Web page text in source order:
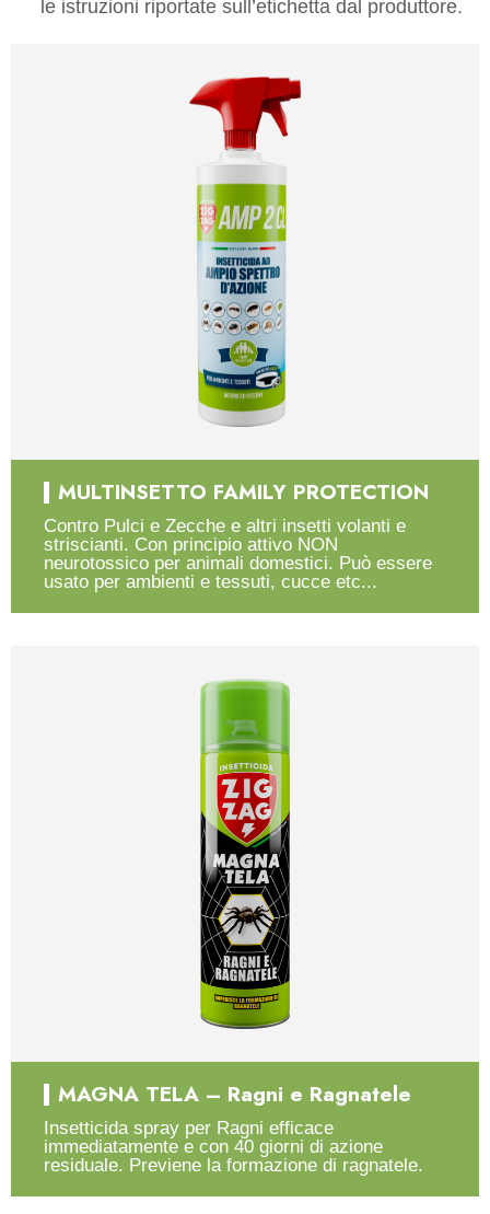
le istruzioni riportate sull’etichetta dal produttore.
MULTINSETTO FAMILY PROTECTION
Contro Pulci e Zecche e altri insetti volanti e
striscianti. Con principio attivo NON
neurotossico per animali domestici. Può essere
usato per ambienti e tessuti, cucce etc...
MAGNA TELA – Ragni e Ragnatele
Insetticida spray per Ragni efficace
immediatamente e con 40 giorni di azione
residuale. Previene la formazione di ragnatele.